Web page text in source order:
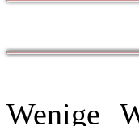
sich
Wenige